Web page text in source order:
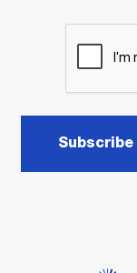
Subscribe